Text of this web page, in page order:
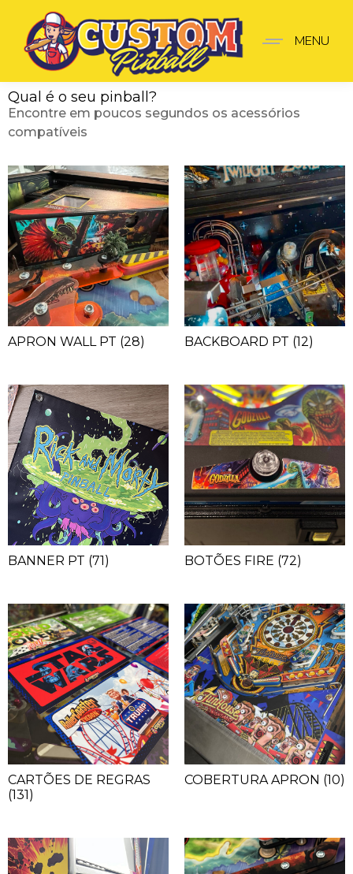
MENU
Qual é o seu pinball?
Encontre em poucos segundos os acessórios
compatíveis
APRON WALL PT (28) BACKBOARD PT (12)
BANNER PT (71) BOTÕES FIRE (72)
CARTÕES DE REGRAS
(131)
COBERTURA APRON (10)